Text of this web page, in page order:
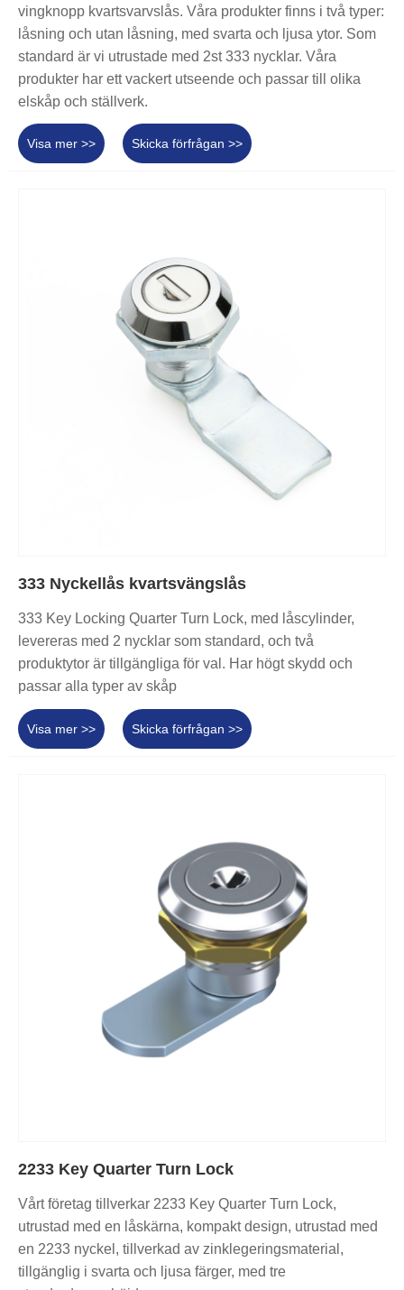
vingknopp kvartsvarvslås. Våra produkter finns i två typer:
låsning och utan låsning, med svarta och ljusa ytor. Som
standard är vi utrustade med 2st 333 nycklar. Våra
produkter har ett vackert utseende och passar till olika
elskåp och ställverk.
Visa mer >> Skicka förfrågan >>
333 Nyckellås kvartsvängslås
333 Key Locking Quarter Turn Lock, med låscylinder,
levereras med 2 nycklar som standard, och två
produktytor är tillgängliga för val. Har högt skydd och
passar alla typer av skåp
Visa mer >> Skicka förfrågan >>
2233 Key Quarter Turn Lock
Vårt företag tillverkar 2233 Key Quarter Turn Lock,
utrustad med en låskärna, kompakt design, utrustad med
en 2233 nyckel, tillverkad av zinklegeringsmaterial,
tillgänglig i svarta och ljusa färger, med tre